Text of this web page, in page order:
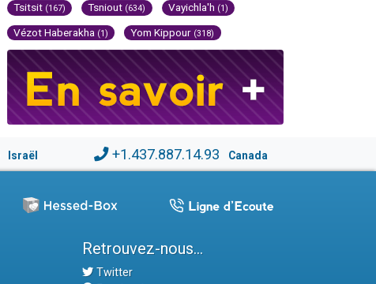
Tsitsit (167) Tsniout (634) Vayichla'h (1)
Vézot Haberakha (1) Yom Kippour (318)
Israël +1.437.887.14.93 Canada
Retrouvez-nous...
Twitter